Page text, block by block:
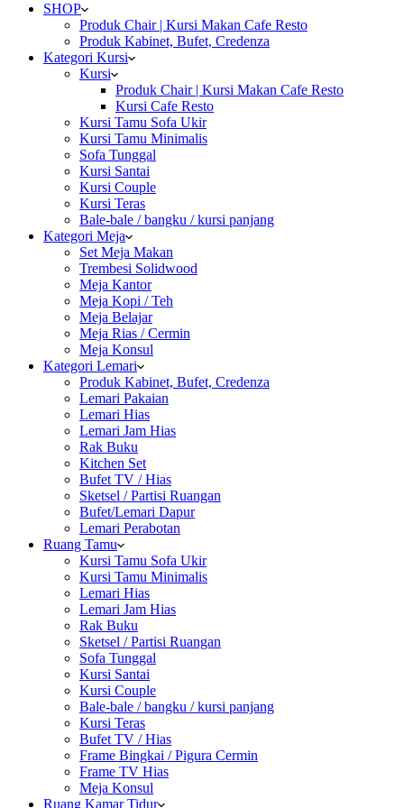
SHOP
Produk Chair | Kursi Makan Cafe Resto
Produk Kabinet, Bufet, Credenza
Kategori Kursi
Kursi
Produk Chair | Kursi Makan Cafe Resto
Kursi Cafe Resto
Kursi Tamu Sofa Ukir
Kursi Tamu Minimalis
Sofa Tunggal
Kursi Santai
Kursi Couple
Kursi Teras
Bale-bale / bangku / kursi panjang
Kategori Meja
Set Meja Makan
Trembesi Solidwood
Meja Kantor
Meja Kopi / Teh
Meja Belajar
Meja Rias / Cermin
Meja Konsul
Kategori Lemari
Produk Kabinet, Bufet, Credenza
Lemari Pakaian
Lemari Hias
Lemari Jam Hias
Rak Buku
Kitchen Set
Bufet TV / Hias
Sketsel / Partisi Ruangan
Bufet/Lemari Dapur
Lemari Perabotan
Ruang Tamu
Kursi Tamu Sofa Ukir
Kursi Tamu Minimalis
Lemari Hias
Lemari Jam Hias
Rak Buku
Sketsel / Partisi Ruangan
Sofa Tunggal
Kursi Santai
Kursi Couple
Bale-bale / bangku / kursi panjang
Kursi Teras
Bufet TV / Hias
Frame Bingkai / Pigura Cermin
Frame TV Hias
Meja Konsul
Ruang Kamar Tidur